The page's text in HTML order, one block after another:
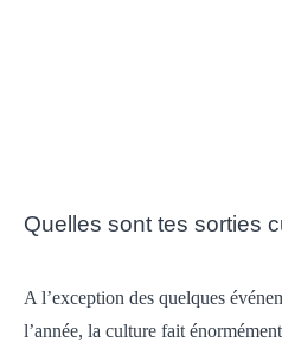
Quelles sont tes sorties
A l’exception des quelques
l’année, la culture fait